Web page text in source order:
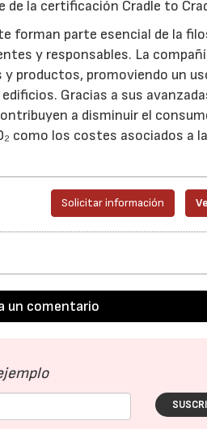
de la certificación Cradle to
forman parte esencial de la
y responsables. La
productos, promoviendo un
Gracias a sus
a disminuir el
como los costes asociados a
Solicitar información
un comentario